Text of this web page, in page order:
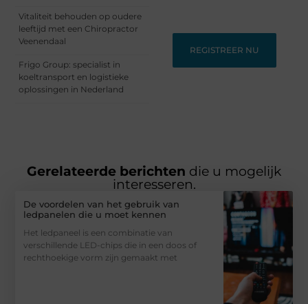
Vitaliteit behouden op oudere
leeftijd met een Chiropractor
Veenendaal
Frigo Group: specialist in
koeltransport en logistieke
oplossingen in Nederland
REGISTREER NU
Gerelateerde berichten die u mogelijk
interesseren.
De voordelen van het gebruik van
ledpanelen die u moet kennen
Het ledpaneel is een combinatie van
verschillende LED-chips die in een doos of
rechthoekige vorm zijn gemaakt met